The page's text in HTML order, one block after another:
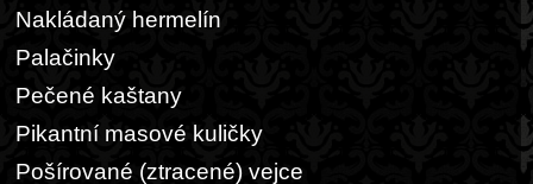
Nakládaný hermelín
Palačinky
Pečené kaštany
Pikantní masové kuličky
Pošírované (ztracené) vejce